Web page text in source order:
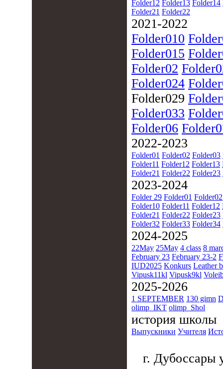
Folder12 Folder13 Folder14
Folder21 Folder22
2021-2022
Folder010
Folder015
Folder02
Folder024
Folder029
Folder033
Folder06
2022-2023
Folder01 Folder02 Folder03
Folder11 Folder12 Folder13
Folder21 Folder22 Folder23
2023-2024
Folder 29 Folder01 Folder02
Folder10 Folder11 Folder12
Folder21 Folder22 Folder23
Folder32 Folder33 Folder34
2024-2025
22May 25May 4 class 8
February 23 February 23-2
IUD2025 Konkurs Leather
Vipusk11kl Vipusk9kl
2025-2026
1 SEPTEMBER 130 gimn
olimp_IKT olimp_Shol
история школы
Выпускники Учителя
г. Дубоссары